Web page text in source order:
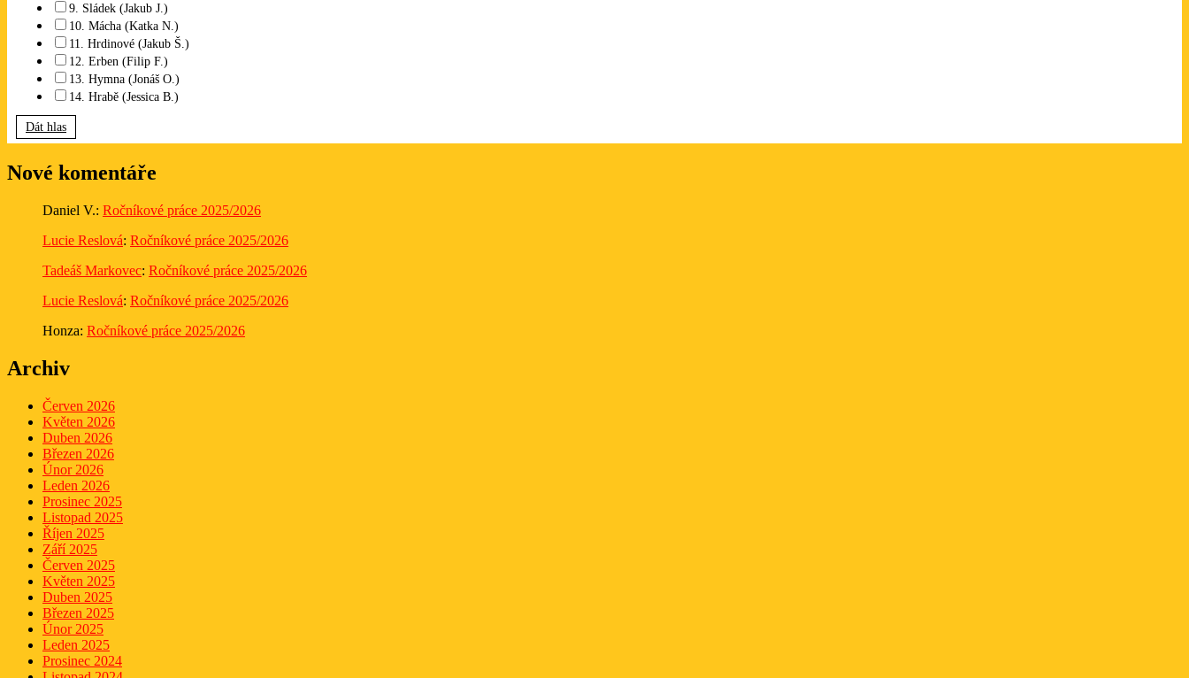
9. Sládek (Jakub J.)
10. Mácha (Katka N.)
11. Hrdinové (Jakub Š.)
12. Erben (Filip F.)
13. Hymna (Jonáš O.)
14. Hrabě (Jessica B.)
Dát hlas
Nové komentáře
Daniel V.: Ročníkové práce 2025/2026
Lucie Reslová: Ročníkové práce 2025/2026
Tadeáš Markovec: Ročníkové práce 2025/2026
Lucie Reslová: Ročníkové práce 2025/2026
Honza: Ročníkové práce 2025/2026
Archiv
Červen 2026
Květen 2026
Duben 2026
Březen 2026
Únor 2026
Leden 2026
Prosinec 2025
Listopad 2025
Říjen 2025
Září 2025
Červen 2025
Květen 2025
Duben 2025
Březen 2025
Únor 2025
Leden 2025
Prosinec 2024